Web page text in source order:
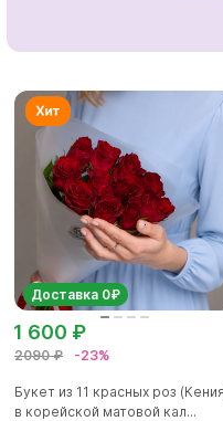
Доставка 0₽
2090 ₽ -23%
1 600 ₽
Букет из 11 красных роз
в корейской матовой кал...